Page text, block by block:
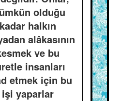
olduğu
kadar halkın
alâkasının
ve bu
insanları
etmek için bu
işi yaparlar